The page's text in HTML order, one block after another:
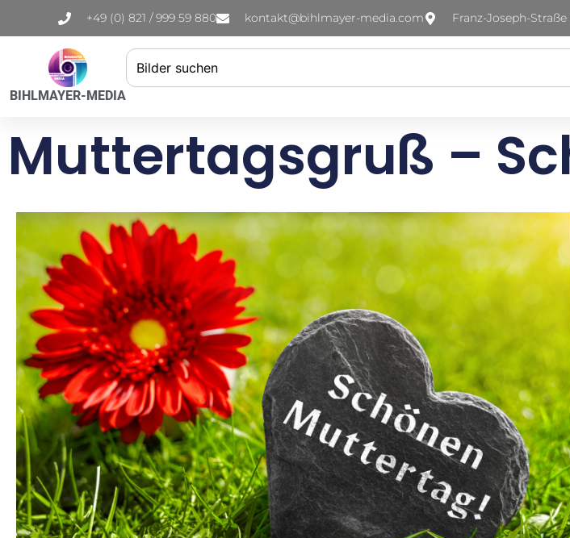
+49 (0) 821 / 999 59 880 kontakt@bihlmayer-media.com Franz-Joseph-Straße
BIHLMAYER-MEDIA
Muttertagsgruß –